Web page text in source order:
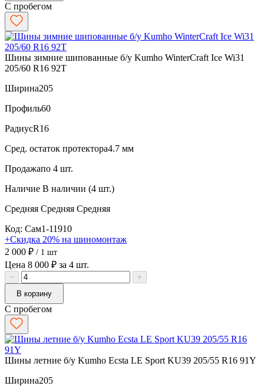
С пробегом
Шины зимние шипованные б/у Kumho WinterCraft Ice Wi31
205/60 R16 92T
Ширина205
Профиль60
РадиусR16
Сред. остаток протектора4.7 мм
Продажапо 4 шт.
Наличие В наличии (4 шт.)
Средняя Средняя Средняя
Код: Сам1-11910
+Скидка 20% на шиномонтаж
2 000 ₽ / 1 шт
Цена 8 000 ₽ за 4 шт.
−
+
В корзину
С пробегом
Шины летние б/у Kumho Ecsta LE Sport KU39 205/55 R16 91Y
Ширина205